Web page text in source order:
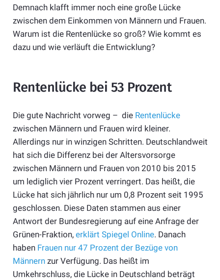
Demnach klafft immer noch eine große Lücke
zwischen dem Einkommen von Männern und Frauen.
Warum ist die Rentenlücke so groß? Wie kommt es
dazu und wie verläuft die Entwicklung?
Rentenlücke bei 53 Prozent
Die gute Nachricht vorweg – die Rentenlücke
zwischen Männern und Frauen wird kleiner.
Allerdings nur in winzigen Schritten. Deutschlandweit
hat sich die Differenz bei der Altersvorsorge
zwischen Männern und Frauen von 2010 bis 2015
um lediglich vier Prozent verringert. Das heißt, die
Lücke hat sich jährlich nur um 0,8 Prozent seit 1995
geschlossen. Diese Daten stammen aus einer
Antwort der Bundesregierung auf eine Anfrage der
Grünen-Fraktion, erklärt Spiegel Online. Danach
haben Frauen nur 47 Prozent der Bezüge von
Männernzur Verfügung. Das heißt im
Umkehrschluss, die Lücke in Deutschland beträgt